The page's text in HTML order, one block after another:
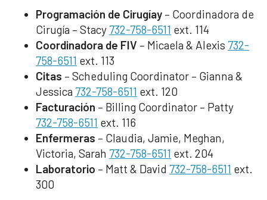
Programación de Cirugíay – Coordinadora de
Cirugía – Stacy 732-758-6511 ext. 114
Coordinadora de FIV – Micaela & Alexis 732-
758-6511 ext. 113
Citas – Scheduling Coordinator – Gianna &
Jessica 732-758-6511 ext. 120
Facturación – Billing Coordinator – Patty
732-758-6511 ext. 116
Enfermeras – Claudia, Jamie, Meghan,
Victoria, Sarah 732-758-6511 ext. 204
Laboratorio – Matt & David 732-758-6511 ext.
300